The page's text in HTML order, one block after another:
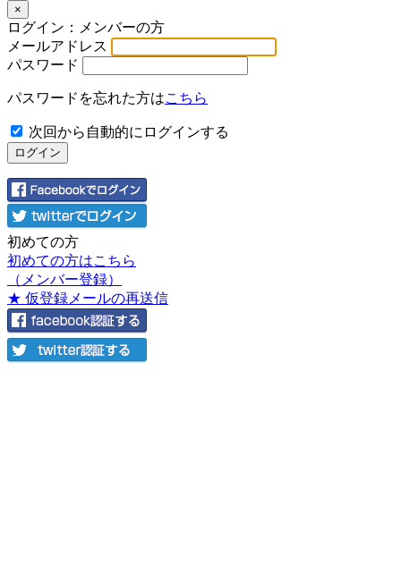
×
ログイン：メンバーの方
メールアドレス
パスワード
パスワードを忘れた方はこちら
次回から自動的にログインする
初めての方
初めての方はこちら
（メンバー登録）
★ 仮登録メールの再送信